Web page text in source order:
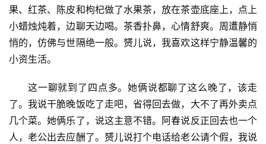
果、红茶、陈皮和枸杞做了水果茶，放在茶壶底座上，点上
小蜡烛炖着，边聊天边喝。茶香扑鼻，心情舒爽。周遭静悄
悄的，仿佛与世隔绝一般。赟儿说，我喜欢这样宁静温馨的
小资生活。
这一聊就到了四点多。她俩说都聊了这么晚了，该走
了。我说干脆晚饭吃了走吧，省得回去做，大不了再外卖点
几个菜。她俩乐了，说这主意不错。阿春说反正回去也一个
人，老公出去应酬了。赟儿说打个电话给老公请个假，我说